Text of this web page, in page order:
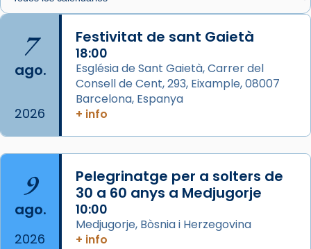
Memòria de les santes Juliana i
Semproniana, verges i màrtirs.
Acompanyant la història de sant Cugat, a
partir de l’Edat Mitjana sorgeix la tradició
que les santes Juliana (“relatiu a Júlia”) i
Semproniana (“relatiu a Semprònia =
eterna”) són deixebles seves. I l’any 1667, el
frare Joan Gaspar Roig, afirma en una obra
que les santes són filles de l’antiga Iluro.
Mataró en reivindicarà les relíq
...Ver más
Foto
View on Facebook
7
ago.
2026
Festivitat de sant Gaietà
18:00
Església de Sant Gaietà, Carrer del
Consell de Cent, 293, Eixample, 08007
Barcelona, Espanya
+ info
9
ago.
2026
Pelegrinatge per a solters de
30 a 60 anys a Medjugorje
10:00
Medjugorje, Bòsnia i Herzegovina
+ info